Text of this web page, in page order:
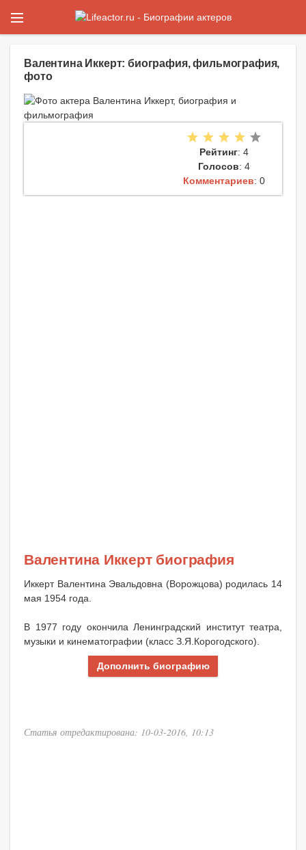
Валентина Иккерт: биография, фильмография,
фото
Рейтинг: 4
Голосов: 4
Комментариев: 0
Валентина Иккерт биография
Иккерт Валентина Эвальдовна (Ворожцова) родилась 14
мая 1954 года.
В 1977 году окончила Ленинградский институт театра,
музыки и кинематографии (класс З.Я.Корогодского).
Дополнить биографию
Статья отредактирована: 10-03-2016, 10:13